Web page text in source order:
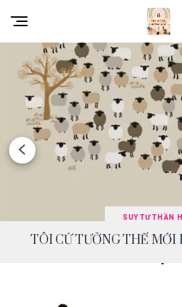
SUY TƯ THẦN
TÔI CỨ TƯỞNG THẾ MỚI